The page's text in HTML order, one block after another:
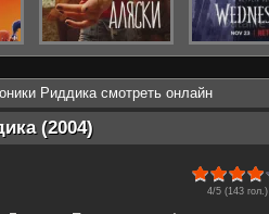
Риддика смотреть онлайн
(2004)
4/5 (143гол.)